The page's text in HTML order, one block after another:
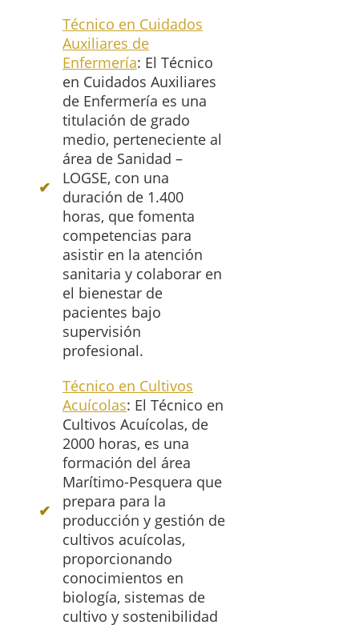
Técnico en Cuidados
Auxiliares de
Enfermería: El Técnico
en Cuidados Auxiliares
de Enfermería es una
titulación de grado
medio, perteneciente al
área de Sanidad –
LOGSE, con una
duración de 1.400
horas, que fomenta
competencias para
asistir en la atención
sanitaria y colaborar en
el bienestar de
pacientes bajo
supervisión
profesional.
Técnico en Cultivos
Acuícolas: El Técnico en
Cultivos Acuícolas, de
2000 horas, es una
formación del área
Marítimo-Pesquera que
prepara para la
producción y gestión de
cultivos acuícolas,
proporcionando
conocimientos en
biología, sistemas de
cultivo y sostenibilidad